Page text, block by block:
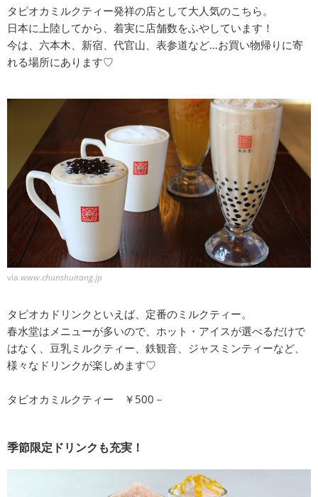
タピオカミルクティー発祥の店として大人気のこちら。
日本に上陸してから、着実に店舗数をふやしています！
今は、六本木、新宿、代官山、表参道など…お買い物帰りに寄
れる場所にあります♡
via www.chunshuitang.jp
タピオカドリンクといえば、定番のミルクティー。
春水堂はメニューが多いので、ホット・アイスが選べるだけで
はなく、豆乳ミルクティー、鉄観音、ジャスミンティーなど、
様々なドリンクが楽しめます♡
タピオカミルクティー ￥500－
季節限定ドリンクも充実！